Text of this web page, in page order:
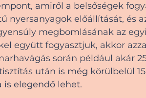
amiről a belsőségek
nyersanyagok előállítását, és
megbomlásának az
együtt fogyasztjuk, akkor
során például akár
után is még körülbelül
is elegendő lehet.